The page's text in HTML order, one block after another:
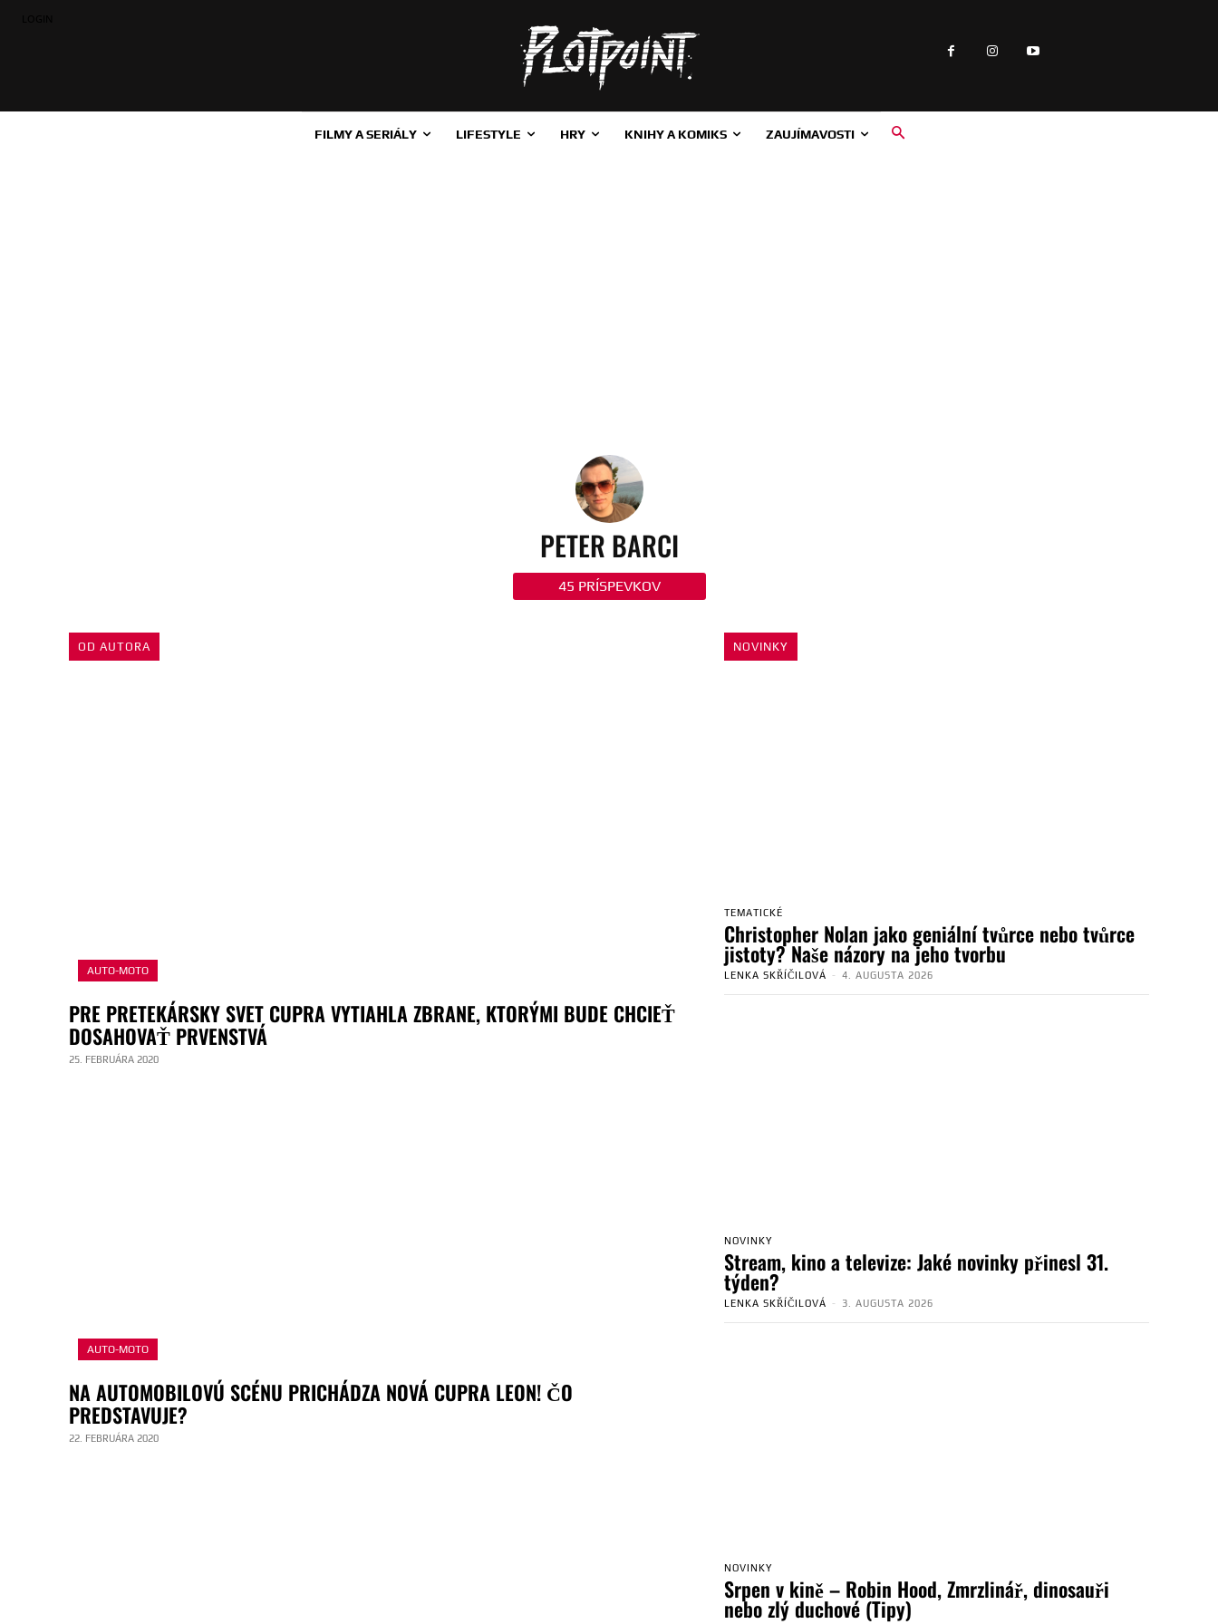
FILMY A SERIÁLY LIFESTYLE HRY KNIHY A KOMIKS ZAUJÍMAVOSTI
PETER BARCI
45 PRÍSPEVKOV
OD AUTORA
AUTO-MOTO
PRE PRETEKÁRSKY SVET CUPRA VYTIAHLA ZBRANE, KTORÝMI BUDE CHCIEŤ
DOSAHOVAŤ PRVENSTVÁ
25. FEBRUÁRA 2020
AUTO-MOTO
NA AUTOMOBILOVÚ SCÉNU PRICHÁDZA NOVÁ CUPRA LEON! ČO
PREDSTAVUJE?
22. FEBRUÁRA 2020
NOVINKY
TEMATICKÉ
Christopher Nolan jako geniální tvůrce nebo tvůrce
jistoty? Naše názory na jeho tvorbu
LENKA SKŘÍČILOVÁ - 4. AUGUSTA 2026
NOVINKY
Stream, kino a televize: Jaké novinky přinesl 31.
týden?
LENKA SKŘÍČILOVÁ - 3. AUGUSTA 2026
NOVINKY
Srpen v kině – Robin Hood, Zmrzlinář, dinosauři
nebo zlý duchové (Tipy)